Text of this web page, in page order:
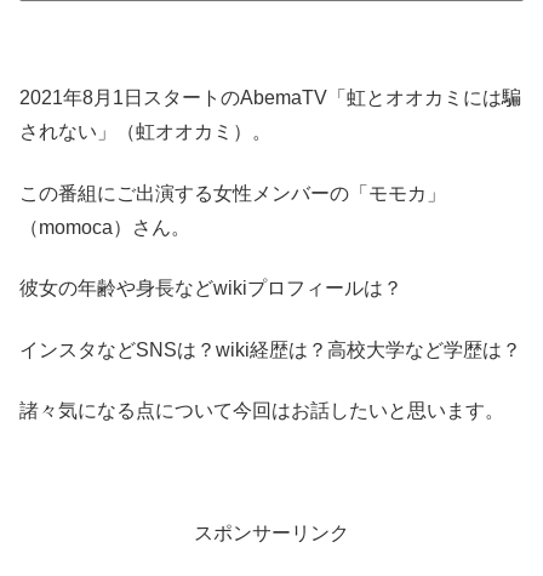
2021年8月1日スタートのAbemaTV「虹とオオカミには騙
されない」（虹オオカミ）。
この番組にご出演する女性メンバーの「モモカ」
（momoca）さん。
彼女の年齢や身長などwikiプロフィールは？
インスタなどSNSは？wiki経歴は？高校大学など学歴は？
諸々気になる点について今回はお話したいと思います。
スポンサーリンク